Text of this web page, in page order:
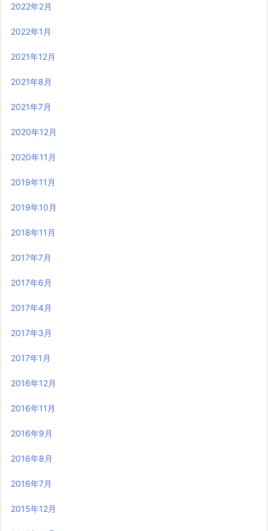
2022年2月
2022年1月
2021年12月
2021年8月
2021年7月
2020年12月
2020年11月
2019年11月
2019年10月
2018年11月
2017年7月
2017年6月
2017年4月
2017年3月
2017年1月
2016年12月
2016年11月
2016年9月
2016年8月
2016年7月
2015年12月